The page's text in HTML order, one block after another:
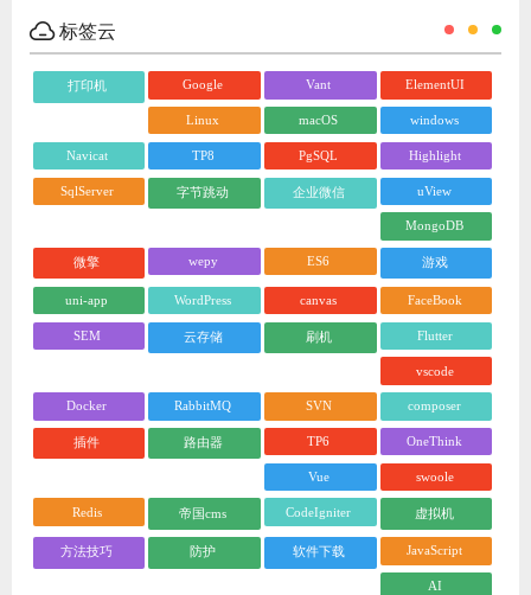
SEM
vscode
RabbitMQ SVN composer
插件 路由器 TP6 OneThink
Vue swoole
虚拟机
方法技巧 防护 软件下载 JavaScript
AI
go语言 Android JAVA Git
区块链
Laravel Mysql node.js html
linux window ECharts GITHUB
SEO 模板
服务器 微信开发 ECSHOP style
正则 PhpStorm
轮播插件